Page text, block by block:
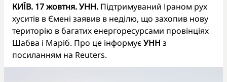
КИЇВ. 17 жовтня. УНН. Підтримуваний Іраном рух
хуситів в Ємені заявив в неділю, що захопив нову
територію в багатих енергоресурсами провінціях
Шабва і Маріб. Про це інформує УНН з
посиланням на Reuters.